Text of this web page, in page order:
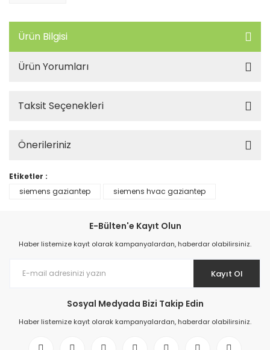
Ürün Bilgisi
Ürün Yorumları
Taksit Seçenekleri
Önerileriniz
Etiketler :
siemens gaziantep
siemens hvac gaziantep
E-Bülten'e Kayıt Olun
Haber listemize kayıt olarak kampanyalardan, haberdar olabilirsiniz.
Kayıt Ol
Sosyal Medyada Bizi Takip Edin
Haber listemize kayıt olarak kampanyalardan, haberdar olabilirsiniz.